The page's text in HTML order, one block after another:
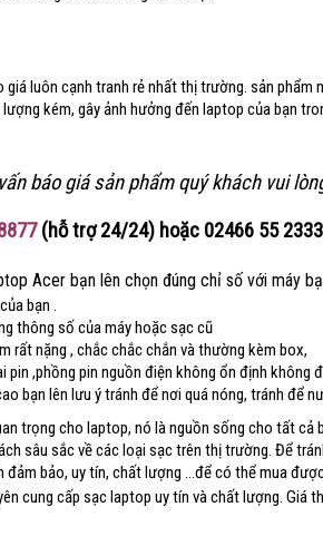
luôn cạnh tranh rẻ nhất thị trường. sản
kém, gây ảnh hưởng đến laptop của bạn
báo giá sản phẩm quý khách vui
(hỗ trợ 24/24) hoặc 02466 55 2333
Acer bạn lên chọn đúng chỉ số với máy
bạn .
thông số của máy hoặc sạc cũ
rất nặng , chắc chắc chắn và thường kèm box,
pin ,phồng pin nguồn điện không ổn định không
bạn lên lưu ý tránh để nơi quá nóng, tránh để
trọng cho laptop, nó là nguồn sống cho tất
sâu sắc về các loại sạc trên thị trường. Để
đảm bảo, uy tín, chất lượng ...để có thể mua
cung cấp sạc laptop uy tín và chất lượng. Giá